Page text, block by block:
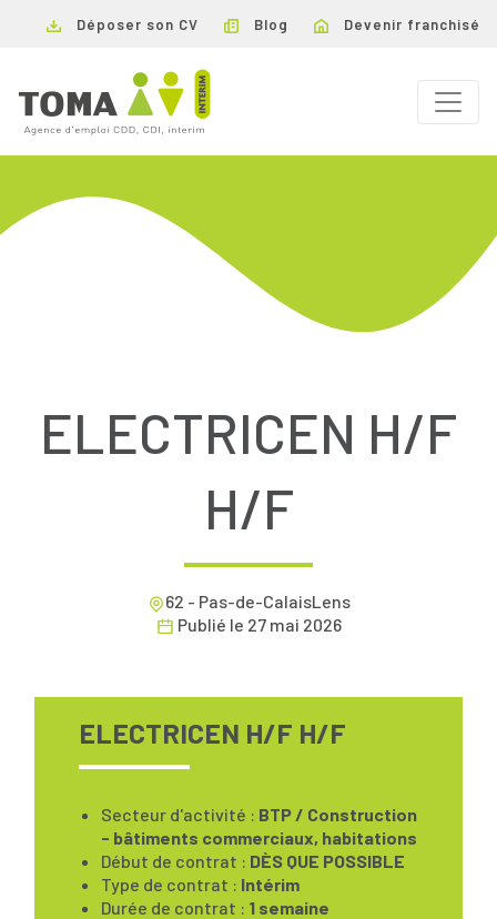
Déposer son CV Blog Devenir franchisé
ELECTRICEN H/F
H/F
62 - Pas-de-CalaisLens
Publié le 27 mai 2026
ELECTRICEN H/F H/F
Secteur d'activité : BTP / Construction
- bâtiments commerciaux, habitations
Début de contrat : DÈS QUE POSSIBLE
Type de contrat : Intérim
Durée de contrat : 1 semaine